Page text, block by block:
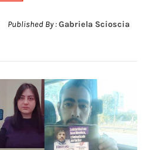
Published By :Gabriela Scioscia